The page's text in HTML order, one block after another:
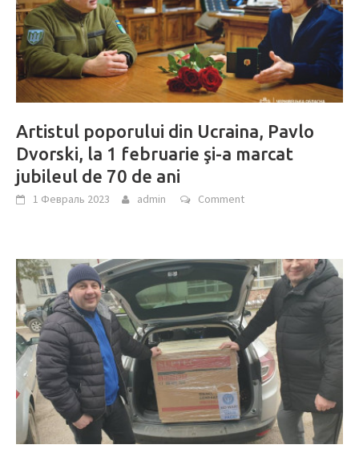
Artistul poporului din Ucraina, Pavlo
Dvorski, la 1 februarie şi-a marcat
jubileul de 70 de ani
1 Февраль 2023 admin Comment